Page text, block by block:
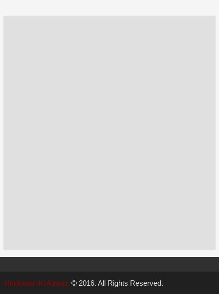
Hindustan Ki Aawaz © 2016. All Rights Reserved.